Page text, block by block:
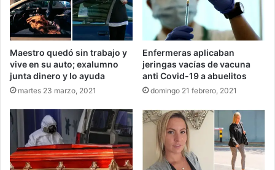
Maestro quedó sin trabajo y
vive en su auto; exalumno
junta dinero y lo ayuda
martes 23 marzo, 2021
Enfermeras aplicaban
jeringas vacías de vacuna
anti Covid-19 a abuelitos
domingo 21 febrero, 2021